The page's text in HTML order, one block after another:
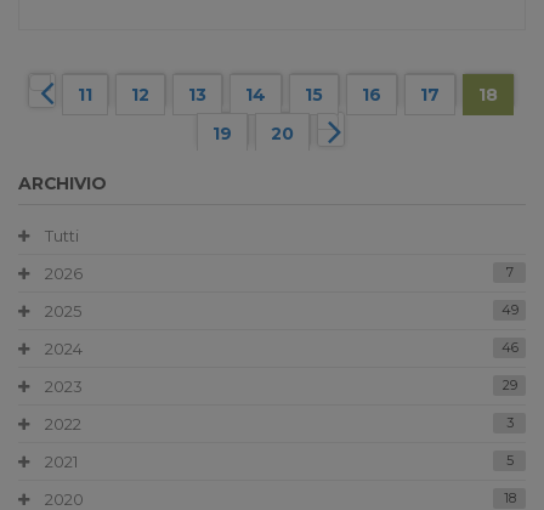
11 12 13 14 15 16 17
18
19
20
ARCHIVIO
Tutti
2026
7
2025 49
2024 46
2023 29
2022 3
2021 5
2020 18